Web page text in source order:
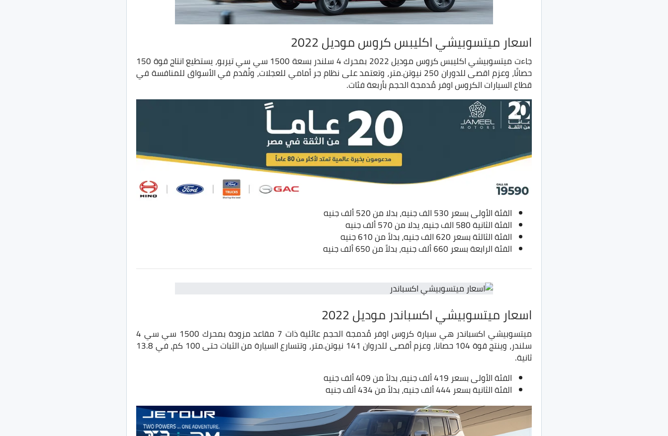
اسعار ميتسوبيشي اكليبس كروس موديل 2022
جاءت ميتسوبيشي اكليبس كروس موديل 2022 بمحرك 4 سلندر بسعة 1500 سي سي تيربو، يستطيع انتاج قوة 150
حصانًا، وعزم اقصى للدوران 250 نيوتن.متر، وتعتمد على نظام جر أمامي للعجلات، وتُقدم في الأسواق للمنافسة في
قطاع السيارات الكروس اوفر مُدمجة الحجم بأربعة فئات.
القئة الأولى بسعر 530 الف جنيه، بدلا من 520 ألف جنيه
الفئة الثانية 580 الف جنيه، يدلا من 570 ألف جنيه
الفئة الثالثة بسعر 620 الف جنيه، بدلاً من 610 جنيه
الفئة الرابعة بسعر 660 ألف جنيه، بدلاً من 650 ألف جنيه
اسعار ميتسوبيشي اكسباندر موديل 2022
ميتسوبيشي اكسباندر هي سيارة كروس اوفر مُدمجة الحجم عائلية ذات 7 مقاعد مزودة بمحرك 1500 سي سي 4
سلندر، وينتج قوة 104 حصانا، وعزم أقصى للدروان 141 نيوتن.متر، وتتسارع السيارة من الثبات حتى 100 كم، في 13.8
ثانية.
الفئة الأولى بسعر 419 ألف جنيه، بدلاً من 409 ألف جنيه
الفئة الثانية بسعر 444 ألف جنيه، بدلاً من 434 ألف جنيه